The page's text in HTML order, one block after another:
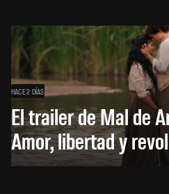
HACE 2 DÍAS
El trailer de Mal de
Amor, libertad y